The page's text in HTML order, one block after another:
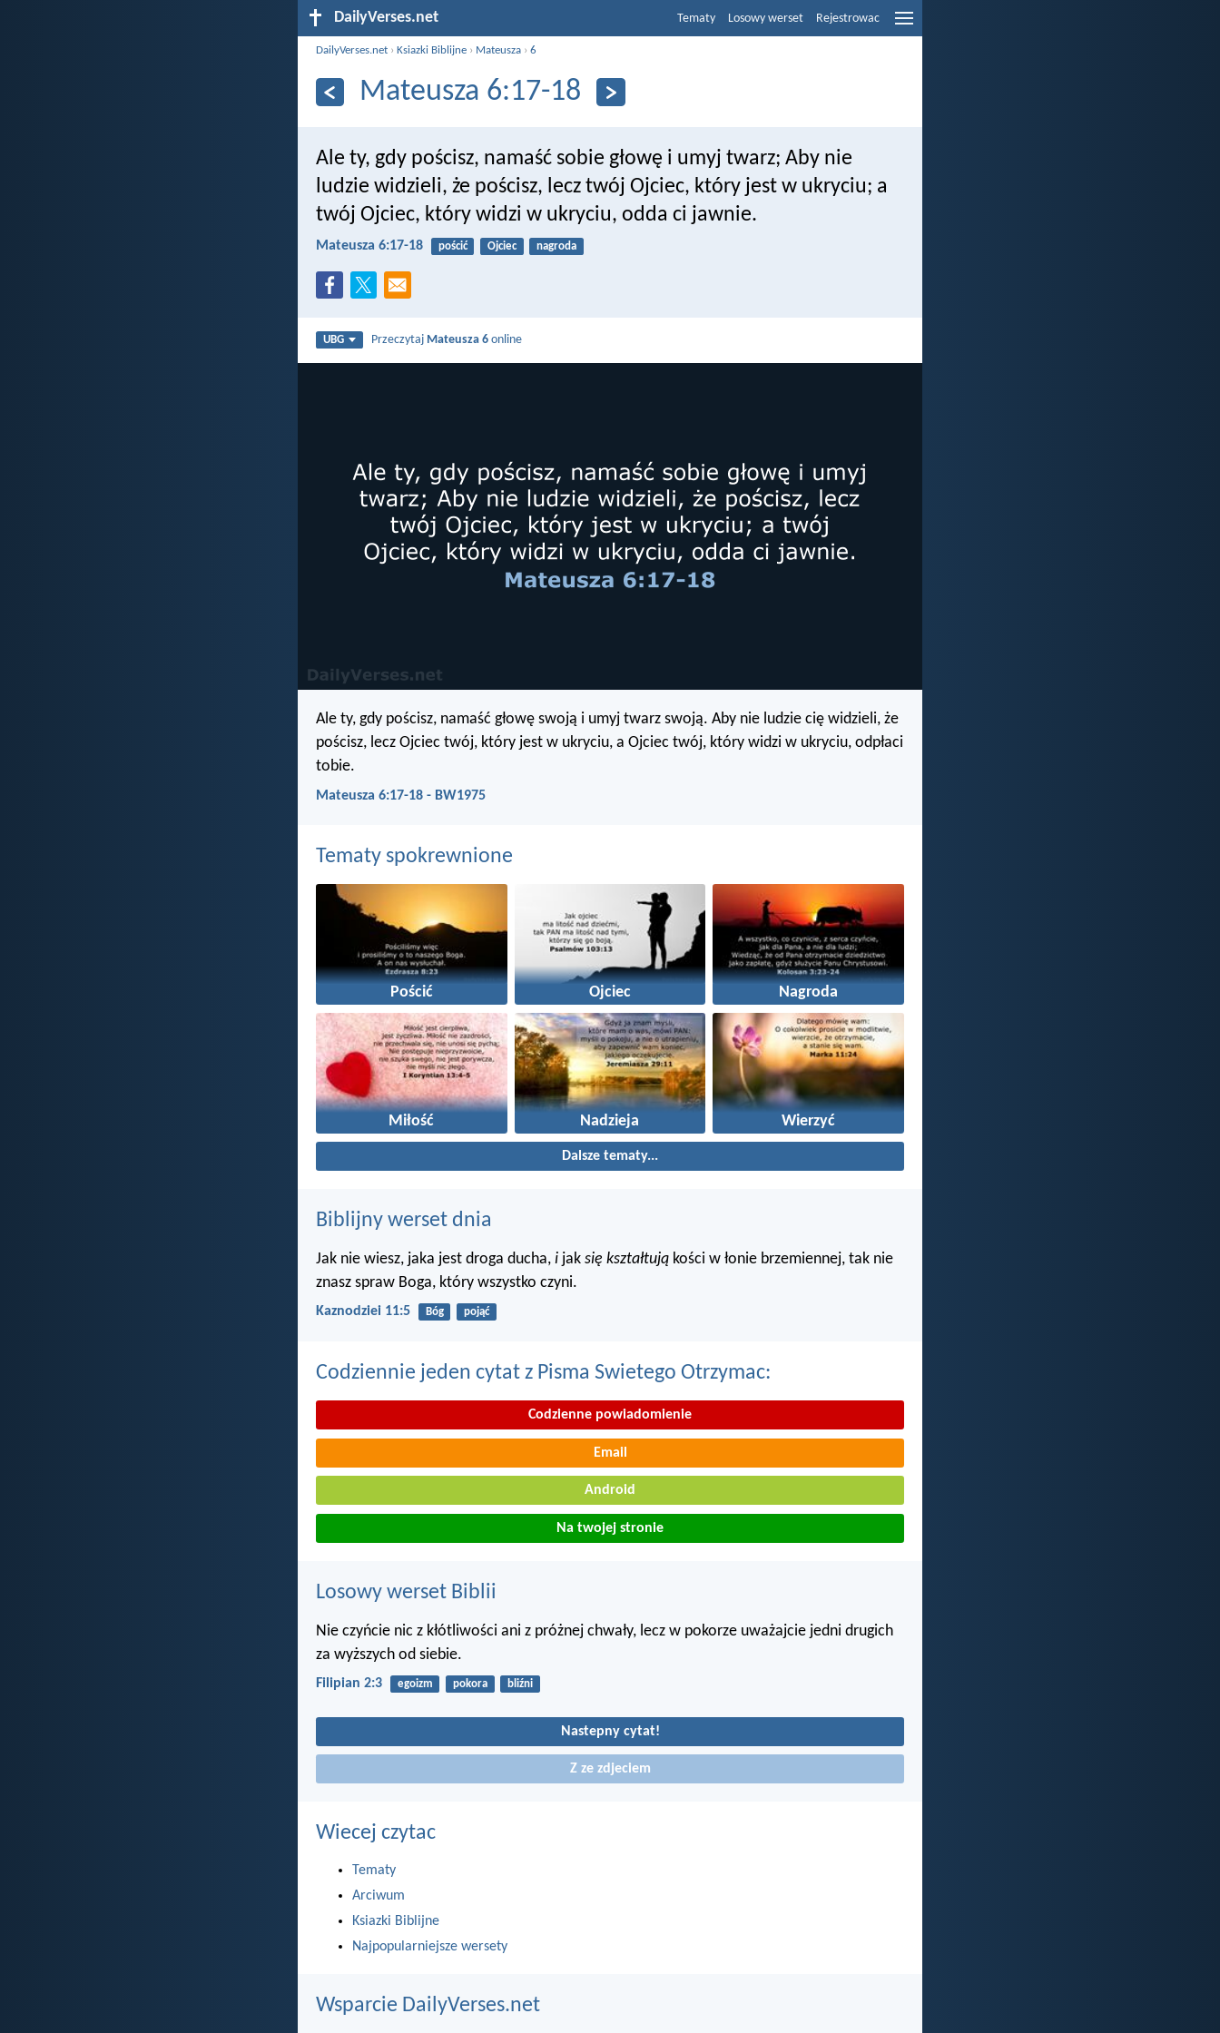
DailyVerses.net Tematy Losowy werset Rejestrowac
DailyVerses.net ›Ksiazki Biblijne › Mateusza ›6
Mateusza 6:17-18
Ale ty, gdy pościsz, namaść sobie głowę i umyj twarz; Aby nie
ludzie widzieli, że pościsz, lecz twój Ojciec, który jest w ukryciu; a
twój Ojciec, który widzi w ukryciu, odda ci jawnie.
Mateusza 6:17-18 pościć Ojciec nagroda
UBG Przeczytaj Mateusza 6 online
Ale ty, gdy pościsz, namaść głowę swoją i umyj twarz swoją. Aby nie ludzie cię widzieli, że
pościsz, lecz Ojciec twój, który jest w ukryciu, a Ojciec twój, który widzi w ukryciu, odpłaci
tobie.
Mateusza 6:17-18 - BW1975
Tematy spokrewnione
Pościć Ojciec Nagroda
Miłość Nadzieja Wierzyć
Dalsze tematy...
Biblijny werset dnia
Jak nie wiesz, jaka jest droga ducha, i jak się kształtują kości w łonie brzemiennej, tak nie
znasz spraw Boga, który wszystko czyni.
Kaznodziei 11:5 Bóg pojąć
Codziennie jeden cytat z Pisma Swietego Otrzymac:
Codzienne powiadomienie
Email
Android
Na twojej stronie
Losowy werset Biblii
Nie czyńcie nic z kłótliwości ani z próżnej chwały, lecz w pokorze uważajcie jedni drugich
za wyższych od siebie.
Filipian 2:3 egoizm pokora bliźni
Nastepny cytat!
Z ze zdjeciem
Wiecej czytac
Tematy
Arciwum
Ksiazki Biblijne
Najpopularniejsze wersety
Wsparcie DailyVerses.net